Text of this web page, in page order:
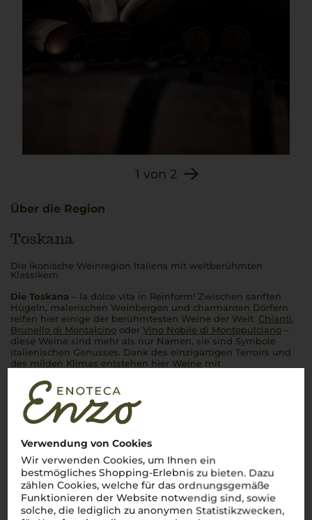
Verwendung von Cookies
Wir verwenden Cookies, um Ihnen ein
bestmögliches Shopping-Erlebnis zu bieten. Dazu
zählen Cookies, welche für das ordnungsgemäße
Funktionieren der Website notwendig sind, sowie
solche, die lediglich zu anonymen Statistikzwecken,
1 von 2
Über die Region
Toskana
Die ikonische Weinregion Italiens mit weltberühmten
Klassikern
Die Toskana – la dolce vita in Reinform! Zwischen sanften
Hügeln, malerischen Weinbergen und charmanten Dörfern
reifen hier einige der berühmtesten Weine der Welt. Chianti,
Brunello di Montalcino oder Vino Nobile di Montepulciano –
diese Weine sind mehr als nur Namen, sie sind Symbole
italienischen Genusses. Dank des einzigartigen Terroirs und
des milden Klimas entstehen hier Weine mit
Sonne. Ein Glas toskanischen Weins
bezaubernde Landschaft der Region und lässt die Seele
Italiens in jedem Schluck spürbar werden.